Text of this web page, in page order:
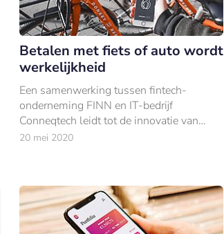
Betalen met fiets of auto wordt
werkelijkheid
Een samenwerking tussen fintech-
onderneming FINN en IT-bedrijf
Conneqtech leidt tot de innovatie van
betalen per fiets of auto.
20 mei 2020